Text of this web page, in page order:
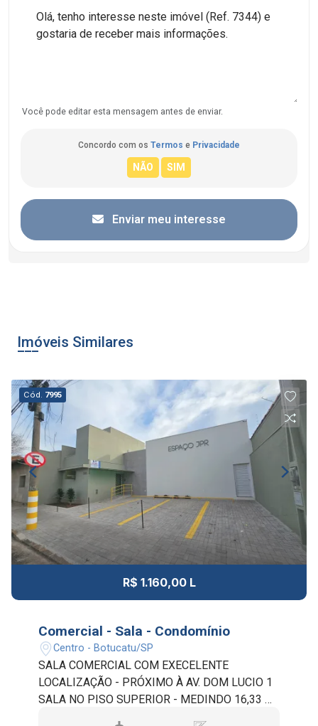
Você pode editar esta mensagem antes de enviar.
Concordo com os Termos e Privacidade
Enviar meu interesse
Imóveis Similares
Cód. 7995
R$ 1.160,00 L
Comercial - Sala - Condomínio
Centro - Botucatu/SP
SALA COMERCIAL COM EXECELENTE
LOCALIZAÇÃO - PRÓXIMO À AV. DOM LUCIO 1
SALA NO PISO SUPERIOR - MEDINDO 16,33 M²